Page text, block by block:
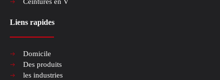
Liens rapides
Domicile
Des produits
les industries